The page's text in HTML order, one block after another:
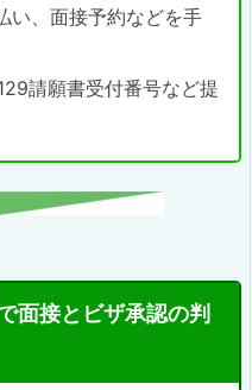
い、面接予約などを手
請願書受付番号など提
面接とビザ承認の判